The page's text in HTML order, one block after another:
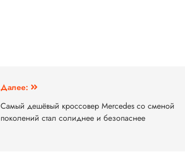
Далее:
Самый дешёвый кроссовер Mercedes со сменой
поколений стал солиднее и безопаснее